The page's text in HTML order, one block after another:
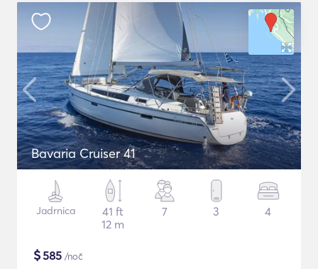
Bavaria Cruiser 41
Jadrnica
41 ft
12 m
7 3 4
$585 /noč